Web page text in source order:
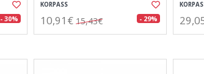
- 30%
KORPASS
10,91€ 15,43€ - 29%